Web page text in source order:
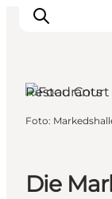
Die
Restaurants
Foto: